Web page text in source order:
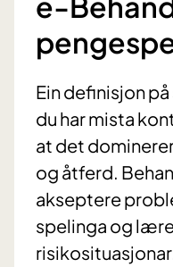
Ein definisjon
du har mista
at det
og åtferd.
akseptere
spelinga og